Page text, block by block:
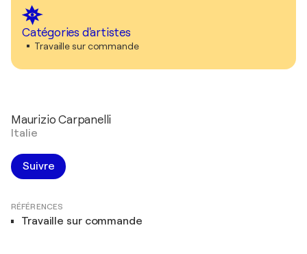
Catégories d'artistes
Travaille sur commande
Maurizio Carpanelli
Italie
Suivre
RÉFÉRENCES
Travaille sur commande